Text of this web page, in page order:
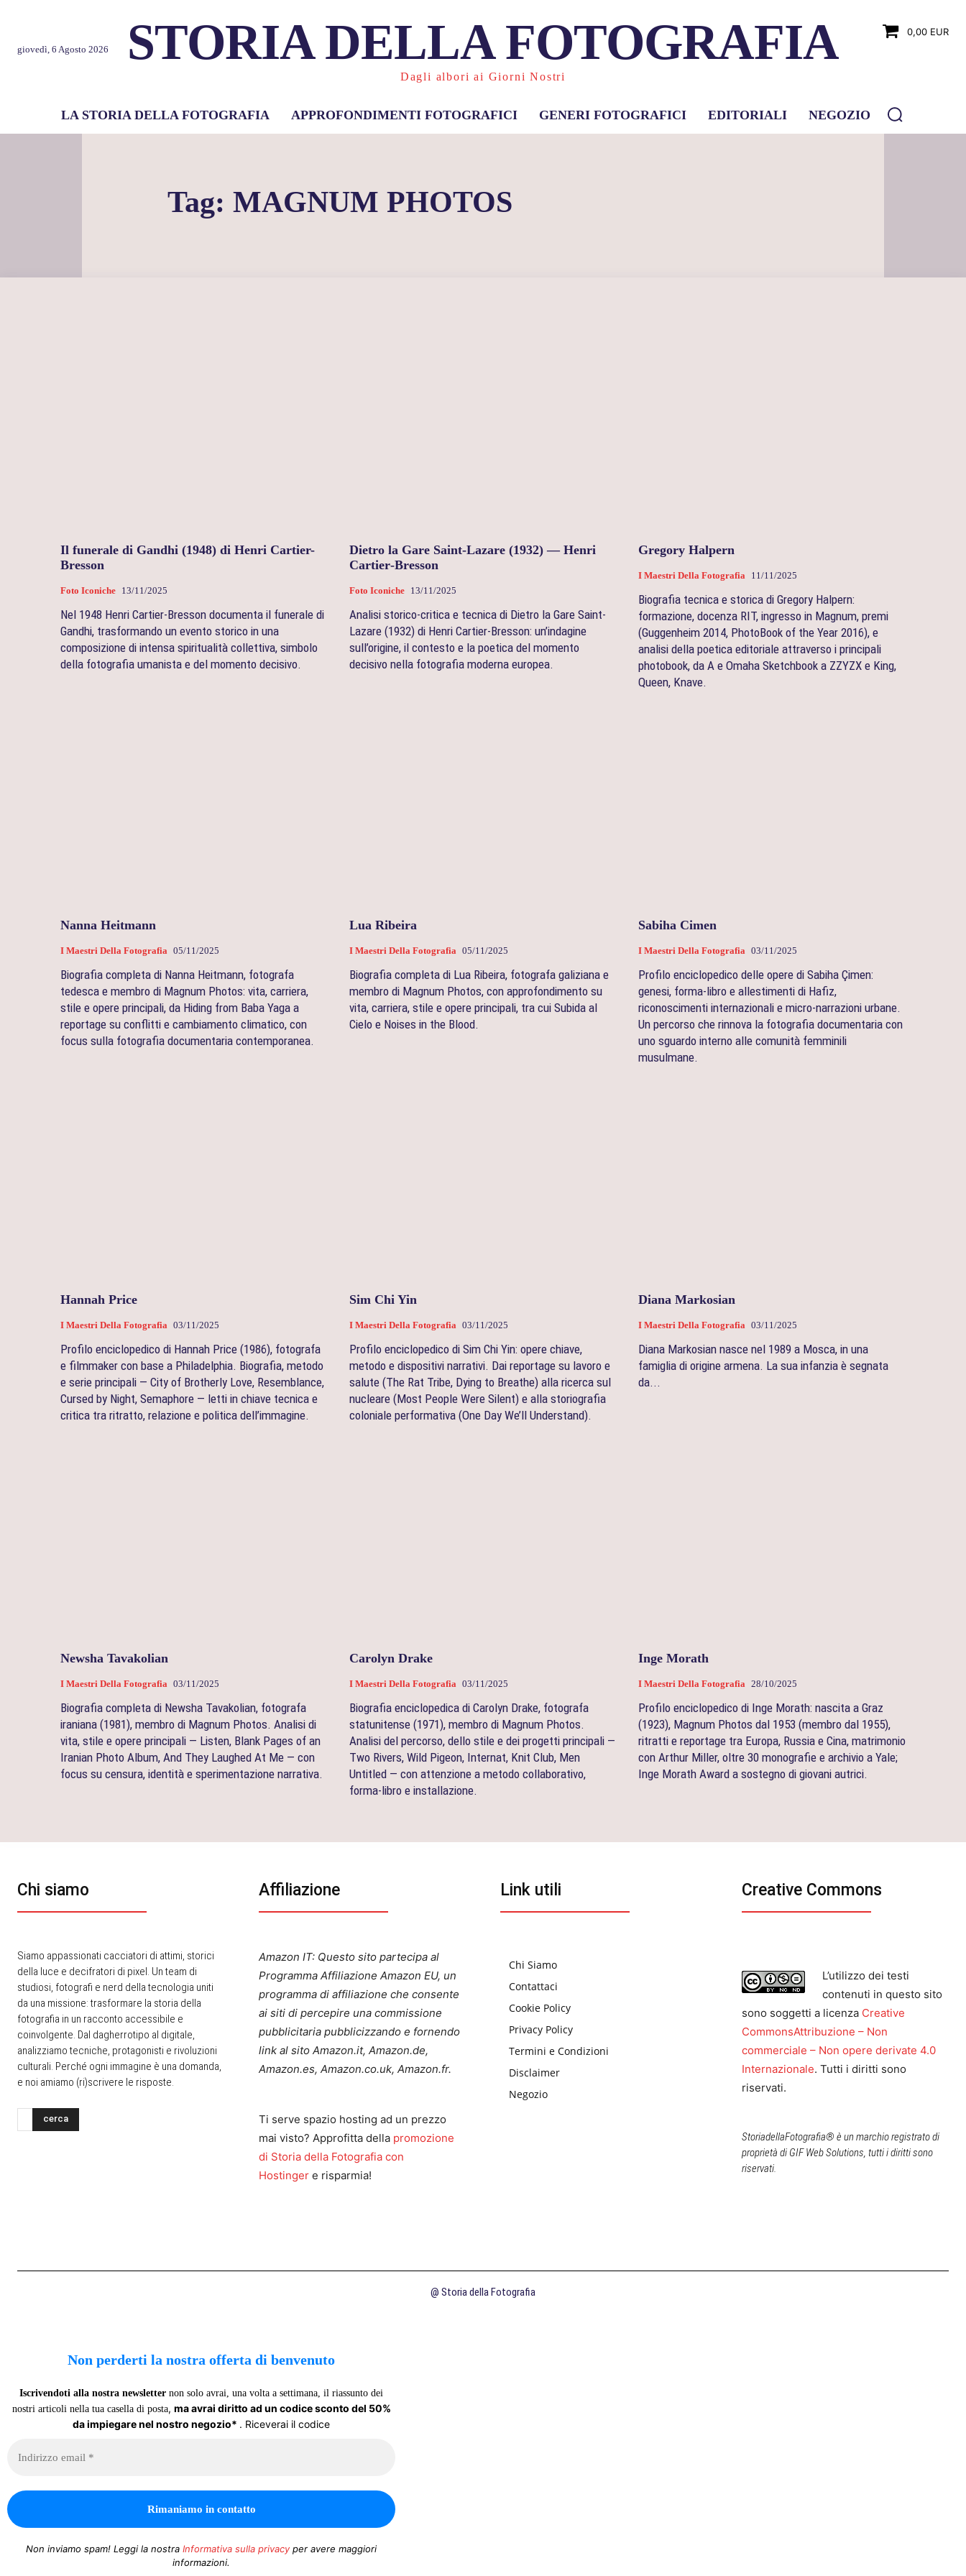
giovedì, 6 Agosto 2026 STORIA DELLA FOTOGRAFIA
Dagli albori ai Giorni Nostri
0,00 EUR
LA STORIA DELLA FOTOGRAFIA APPROFONDIMENTI FOTOGRAFICI GENERI FOTOGRAFICI EDITORIALI NEGOZIO
Tag: MAGNUM PHOTOS
Il funerale di Gandhi (1948) di Henri Cartier-
Bresson
Foto Iconiche 13/11/2025
Nel 1948 Henri Cartier-Bresson documenta il funerale di
Gandhi, trasformando un evento storico in una
composizione di intensa spiritualità collettiva, simbolo
della fotografia umanista e del momento decisivo.
Dietro la Gare Saint‑Lazare (1932) — Henri
Cartier‑Bresson
Foto Iconiche 13/11/2025
Analisi storico-critica e tecnica di Dietro la Gare Saint-
Lazare (1932) di Henri Cartier-Bresson: un’indagine
sull’origine, il contesto e la poetica del momento
decisivo nella fotografia moderna europea.
Gregory Halpern
I Maestri Della Fotografia 11/11/2025
Biografia tecnica e storica di Gregory Halpern:
formazione, docenza RIT, ingresso in Magnum, premi
(Guggenheim 2014, PhotoBook of the Year 2016), e
analisi della poetica editoriale attraverso i principali
photobook, da A e Omaha Sketchbook a ZZYZX e King,
Queen, Knave.
Nanna Heitmann
I Maestri Della Fotografia 05/11/2025
Biografia completa di Nanna Heitmann, fotografa
tedesca e membro di Magnum Photos: vita, carriera,
stile e opere principali, da Hiding from Baba Yaga a
reportage su conflitti e cambiamento climatico, con
focus sulla fotografia documentaria contemporanea.
Lua Ribeira
I Maestri Della Fotografia 05/11/2025
Biografia completa di Lua Ribeira, fotografa galiziana e
membro di Magnum Photos, con approfondimento su
vita, carriera, stile e opere principali, tra cui Subida al
Cielo e Noises in the Blood.
Sabiha Cimen
I Maestri Della Fotografia 03/11/2025
Profilo enciclopedico delle opere di Sabiha Çimen:
genesi, forma‑libro e allestimenti di Hafiz,
riconoscimenti internazionali e micro‑narrazioni urbane.
Un percorso che rinnova la fotografia documentaria con
uno sguardo interno alle comunità femminili
musulmane.
Hannah Price
I Maestri Della Fotografia 03/11/2025
Profilo enciclopedico di Hannah Price (1986), fotografa
e filmmaker con base a Philadelphia. Biografia, metodo
e serie principali — City of Brotherly Love, Resemblance,
Cursed by Night, Semaphore — letti in chiave tecnica e
critica tra ritratto, relazione e politica dell’immagine.
Sim Chi Yin
I Maestri Della Fotografia 03/11/2025
Profilo enciclopedico di Sim Chi Yin: opere chiave,
metodo e dispositivi narrativi. Dai reportage su lavoro e
salute (The Rat Tribe, Dying to Breathe) alla ricerca sul
nucleare (Most People Were Silent) e alla storiografia
coloniale performativa (One Day We’ll Understand).
Diana Markosian
I Maestri Della Fotografia 03/11/2025
Diana Markosian nasce nel 1989 a Mosca, in una
famiglia di origine armena. La sua infanzia è segnata
da...
Newsha Tavakolian
I Maestri Della Fotografia 03/11/2025
Biografia completa di Newsha Tavakolian, fotografa
iraniana (1981), membro di Magnum Photos. Analisi di
vita, stile e opere principali — Listen, Blank Pages of an
Iranian Photo Album, And They Laughed At Me — con
focus su censura, identità e sperimentazione narrativa.
Carolyn Drake
I Maestri Della Fotografia 03/11/2025
Biografia enciclopedica di Carolyn Drake, fotografa
statunitense (1971), membro di Magnum Photos.
Analisi del percorso, dello stile e dei progetti principali —
Two Rivers, Wild Pigeon, Internat, Knit Club, Men
Untitled — con attenzione a metodo collaborativo,
forma‑libro e installazione.
Inge Morath
I Maestri Della Fotografia 28/10/2025
Profilo enciclopedico di Inge Morath: nascita a Graz
(1923), Magnum Photos dal 1953 (membro dal 1955),
ritratti e reportage tra Europa, Russia e Cina, matrimonio
con Arthur Miller, oltre 30 monografie e archivio a Yale;
Inge Morath Award a sostegno di giovani autrici.
Chi siamo
Siamo appassionati cacciatori di attimi, storici
della luce e decifratori di pixel. Un team di
studiosi, fotografi e nerd della tecnologia uniti
da una missione: trasformare la storia della
fotografia in un racconto accessibile e
coinvolgente. Dal dagherrotipo al digitale,
analizziamo tecniche, protagonisti e rivoluzioni
culturali. Perché ogni immagine è una domanda,
e noi amiamo (ri)scrivere le risposte.
cerca
Affiliazione
Amazon IT: Questo sito partecipa al
Programma Affiliazione Amazon EU, un
programma di affiliazione che consente
ai siti di percepire una commissione
pubblicitaria pubblicizzando e fornendo
link al sito Amazon.it, Amazon.de,
Amazon.es, Amazon.co.uk, Amazon.fr.
Ti serve spazio hosting ad un prezzo
mai visto? Approfitta della promozione
di Storia della Fotografia con
Hostinger e risparmia!
Link utili
Chi Siamo
Contattaci
Cookie Policy
Privacy Policy
Termini e Condizioni
Disclaimer
Negozio
Creative Commons
L’utilizzo dei testi
contenuti in questo sito
sono soggetti a licenza Creative
CommonsAttribuzione – Non
commerciale – Non opere derivate 4.0
Internazionale. Tutti i diritti sono
riservati.
StoriadellaFotografia® è un marchio registrato di
proprietà di GIF Web Solutions, tutti i diritti sono
riservati.
@ Storia della Fotografia
Non perderti la nostra offerta di benvenuto
Iscrivendoti alla nostra newsletter non solo avrai, una volta a settimana, il riassunto dei
nostri articoli nella tua casella di posta, ma avrai diritto ad un codice sconto del 50%
da impiegare nel nostro negozio* . Riceverai il codice
Non inviamo spam! Leggi la nostra Informativa sulla privacy per avere maggiori
informazioni.